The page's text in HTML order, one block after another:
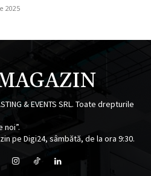
2025
& EVENTS SRL. Toate drepturile
noi”.
pe Digi24, sâmbătă, de la ora 9:30.